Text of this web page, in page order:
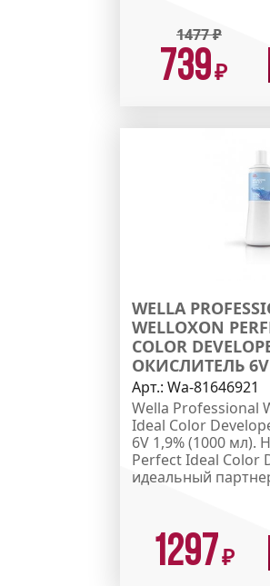
1477₽
739₽
WELLA
WELLOXON
COLOR
ОКИСЛИТЕЛЬ 6V
Арт.:Wa-81646921
Wella Professional
Ideal Color
6V 1,9% (1000 мл).
Perfect Ideal Color
идеальный
1297₽